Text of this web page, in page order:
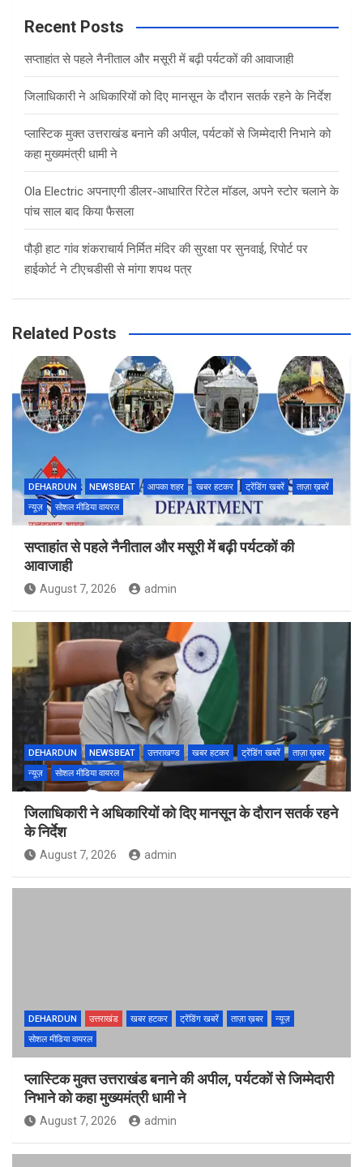
c
Recent Posts
सप्ताहांत से पहले नैनीताल और मसूरी में बढ़ी पर्यटकों की आवाजाही
जिलाधिकारी ने अधिकारियों को दिए मानसून के दौरान सतर्क रहने के निर्देश
प्लास्टिक मुक्त उत्तराखंड बनाने की अपील, पर्यटकों से जिम्मेदारी निभाने को
कहा मुख्यमंत्री धामी ने
Ola Electric अपनाएगी डीलर-आधारित रिटेल मॉडल, अपने स्टोर चलाने के
पांच साल बाद किया फैसला
पौड़ी हाट गांव शंकराचार्य निर्मित मंदिर की सुरक्षा पर सुनवाई, रिपोर्ट पर
हाईकोर्ट ने टीएचडीसी से मांगा शपथ पत्र
Related Posts
DEHARDUN NEWSBEAT आपका शहर खबर हटकर ट्रेंडिंग खबरें
ताज़ा ख़बरें
न्यूज़
सोशल मीडिया वायरल
सप्ताहांत से पहले नैनीताल और मसूरी में बढ़ी पर्यटकों की
आवाजाही
August 7, 2026 admin
DEHARDUN NEWSBEAT उत्तराखण्ड खबर हटकर ट्रेंडिंग खबरें
ताज़ा ख़बर
न्यूज़
सोशल मीडिया वायरल
जिलाधिकारी ने अधिकारियों को दिए मानसून के दौरान सतर्क रहने
के निर्देश
August 7, 2026 admin
DEHARDUN उत्तराखंड खबर हटकर ट्रेंडिंग खबरें ताज़ा ख़बर
न्यूज़
सोशल मीडिया वायरल
प्लास्टिक मुक्त उत्तराखंड बनाने की अपील, पर्यटकों से जिम्मेदारी
निभाने को कहा मुख्यमंत्री धामी ने
August 7, 2026 admin